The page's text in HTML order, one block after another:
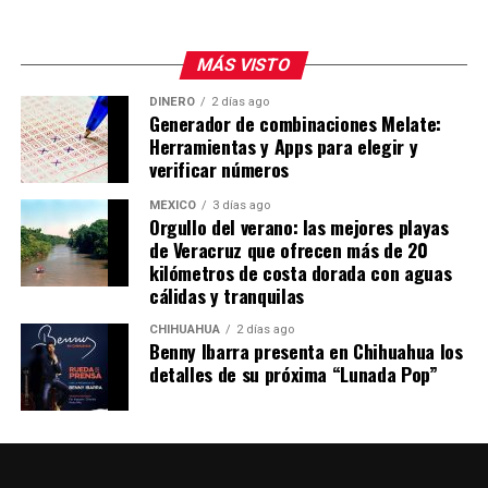
MÁS VISTO
DINERO 2 días ago
Generador de combinaciones Melate:
Herramientas y Apps para elegir y
verificar números
MÉXICO 3 días ago
Orgullo del verano: las mejores playas
de Veracruz que ofrecen más de 20
kilómetros de costa dorada con aguas
cálidas y tranquilas
CHIHUAHUA 2 días ago
Benny Ibarra presenta en Chihuahua los
detalles de su próxima “Lunada Pop”